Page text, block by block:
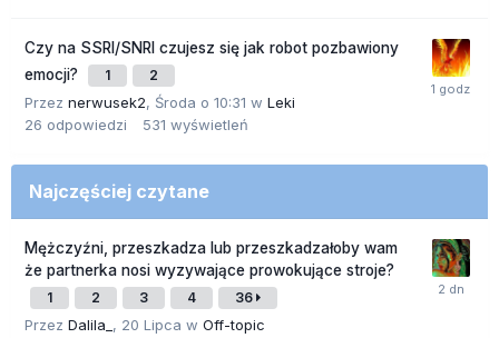
Czy na SSRI/SNRI czujesz się jak robot pozbawiony
emocji?
1 2
Przez nerwusek2, Środa o 10:31 w Leki
26 odpowiedzi 531 wyświetleń
Najczęściej czytane
Mężczyźni, przeszkadza lub przeszkadzałoby wam
że partnerka nosi wyzywające prowokujące stroje?
1 2 3 4 36
Przez Dalila_ , 20 Lipca w Off-topic